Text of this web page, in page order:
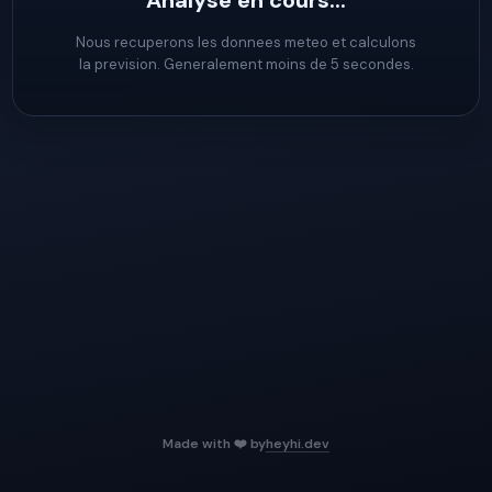
Nous recuperons les donnees meteo et calculons
la prevision. Generalement moins de 5 secondes.
Made with ❤️ byheyhi.dev